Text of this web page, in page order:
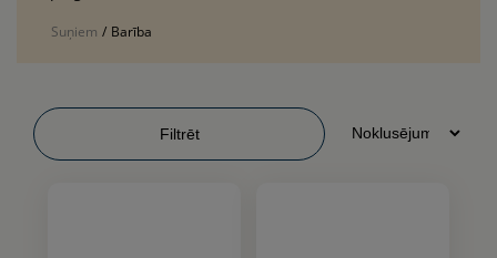
Suņiem / Barība
Filtrēt